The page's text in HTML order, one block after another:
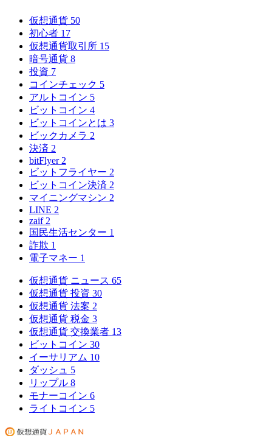
仮想通貨 50
初心者 17
仮想通貨取引所 15
暗号通貨 8
投資 7
コインチェック 5
アルトコイン 5
ビットコイン 4
ビットコインとは 3
ビックカメラ 2
決済 2
bitFlyer 2
ビットフライヤー 2
ビットコイン決済 2
マイニングマシン 2
LINE 2
zaif 2
国民生活センター 1
詐欺 1
電子マネー 1
仮想通貨 ニュース 65
仮想通貨 投資 30
仮想通貨 法案 2
仮想通貨 税金 3
仮想通貨 交換業者 13
ビットコイン 30
イーサリアム 10
ダッシュ 5
リップル 8
モナーコイン 6
ライトコイン 5